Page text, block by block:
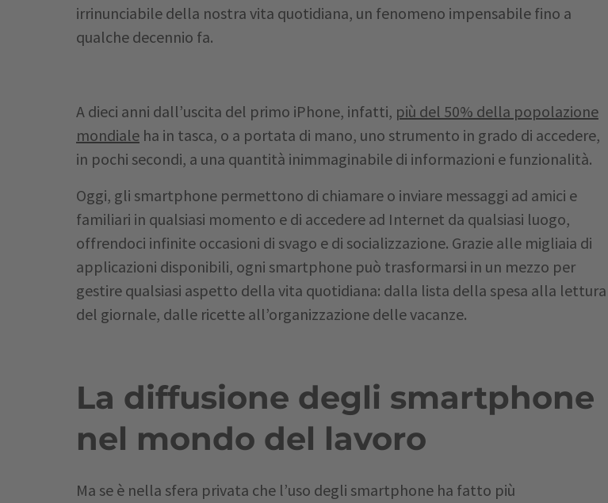
irrinunciabile della nostra vita quotidiana, un fenomeno impensabile fino a
qualche decennio fa.
A dieci anni dall’uscita del primo iPhone, infatti, più del 50% della popolazione
mondiale ha in tasca, o a portata di mano, uno strumento in grado di accedere,
in pochi secondi, a una quantità inimmaginabile di informazioni e funzionalità.
Oggi, gli smartphone permettono di chiamare o inviare messaggi ad amici e
familiari in qualsiasi momento e di accedere ad Internet da qualsiasi luogo,
offrendoci infinite occasioni di svago e di socializzazione. Grazie alle migliaia di
applicazioni disponibili, ogni smartphone può trasformarsi in un mezzo per
gestire qualsiasi aspetto della vita quotidiana: dalla lista della spesa alla lettura
del giornale, dalle ricette all’organizzazione delle vacanze.
La diffusione degli smartphone
nel mondo del lavoro
Ma se è nella sfera privata che l’uso degli smartphone ha fatto più